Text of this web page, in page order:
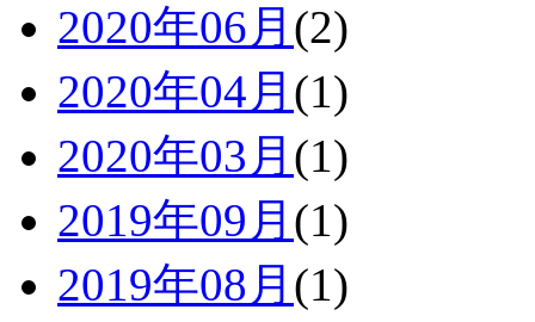
2020年06月 (2)
2020年04月 (1)
2020年03月 (1)
2019年09月 (1)
2019年08月 (1)